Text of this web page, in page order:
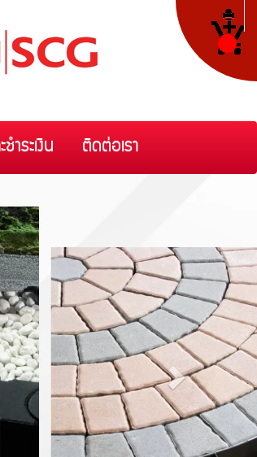
ำระเงิน ติดต่อเรา